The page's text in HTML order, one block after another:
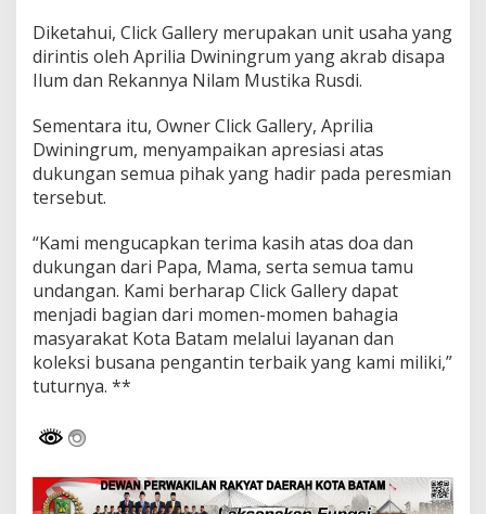
Diketahui, Click Gallery merupakan unit usaha yang
dirintis oleh Aprilia Dwiningrum yang akrab disapa
Ilum dan Rekannya Nilam Mustika Rusdi.
Sementara itu, Owner Click Gallery, Aprilia
Dwiningrum, menyampaikan apresiasi atas
dukungan semua pihak yang hadir pada peresmian
tersebut.
“Kami mengucapkan terima kasih atas doa dan
dukungan dari Papa, Mama, serta semua tamu
undangan. Kami berharap Click Gallery dapat
menjadi bagian dari momen-momen bahagia
masyarakat Kota Batam melalui layanan dan
koleksi busana pengantin terbaik yang kami miliki,”
tuturnya. **